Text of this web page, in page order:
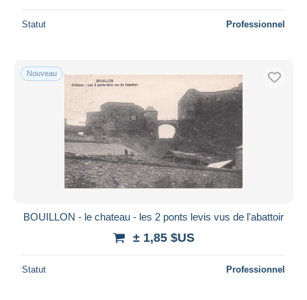
Statut Professionnel
Nouveau
BOUILLON - le chateau - les 2 ponts levis vus de l'abattoir
± 1,85 $US
Statut Professionnel